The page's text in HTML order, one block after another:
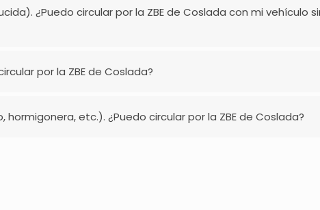
¿Puedo circular por la ZBE de Coslada con mi vehículo
por la ZBE de Coslada?
etc.). ¿Puedo circular por la ZBE de Coslada?